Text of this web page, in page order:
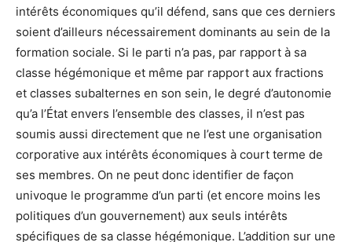
intérêts économiques qu’il défend, sans que ces derniers
soient d’ailleurs nécessairement dominants au sein de la
formation sociale. Si le parti n’a pas, par rapport à sa
classe hégémonique et même par rapport aux fractions
et classes subalternes en son sein, le degré d’autonomie
qu’a l’État envers l’ensemble des classes, il n’est pas
soumis aussi directement que ne l’est une organisation
corporative aux intérêts économiques à court terme de
ses membres. On ne peut donc identifier de façon
univoque le programme d’un parti (et encore moins les
politiques d’un gouvernement) aux seuls intérêts
spécifiques de sa classe hégémonique. L’addition sur une